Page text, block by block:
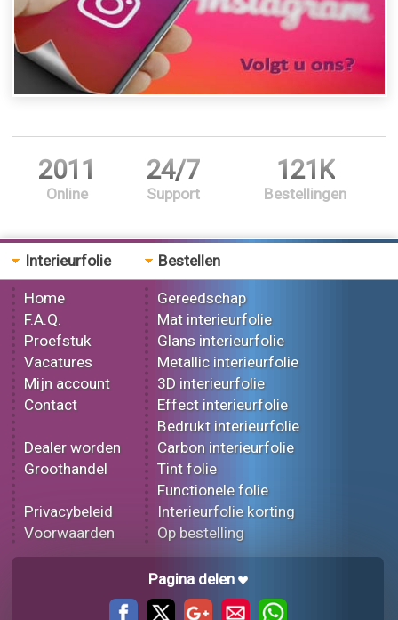
2011
Online
24/7
Support
121K
Bestellingen
Interieurfolie
Home
F.A.Q.
Proefstuk
Vacatures
Mijn account
Contact
Dealer worden
Groothandel
Privacybeleid
Voorwaarden
Bestellen
Gereedschap
Mat interieurfolie
Glans interieurfolie
Metallic interieurfolie
3D interieurfolie
Effect interieurfolie
Bedrukt interieurfolie
Carbon interieurfolie
Tint folie
Functionele folie
Interieurfolie korting
Op bestelling
Pagina delen